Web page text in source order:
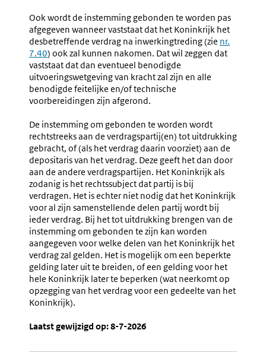
Ook wordt de instemming gebonden te worden pas
afgegeven wanneer vaststaat dat het Koninkrijk het
desbetreffende verdrag na inwerkingtreding (zie nr.
7.40) ook zal kunnen nakomen. Dat wil zeggen dat
vaststaat dat dan eventueel benodigde
uitvoeringswetgeving van kracht zal zijn en alle
benodigde feitelijke en/of technische
voorbereidingen zijn afgerond.
De instemming om gebonden te worden wordt
rechtstreeks aan de verdragspartij(en) tot uitdrukking
gebracht, of (als het verdrag daarin voorziet) aan de
depositaris van het verdrag. Deze geeft het dan door
aan de andere verdragspartijen. Het Koninkrijk als
zodanig is het rechtssubject dat partij is bij
verdragen. Het is echter niet nodig dat het Koninkrijk
voor al zijn samenstellende delen partij wordt bij
ieder verdrag. Bij het tot uitdrukking brengen van de
instemming om gebonden te zijn kan worden
aangegeven voor welke delen van het Koninkrijk het
verdrag zal gelden. Het is mogelijk om een beperkte
gelding later uit te breiden, of een gelding voor het
hele Koninkrijk later te beperken (wat neerkomt op
opzegging van het verdrag voor een gedeelte van het
Koninkrijk).
Laatst gewijzigd op: 8-7-2026